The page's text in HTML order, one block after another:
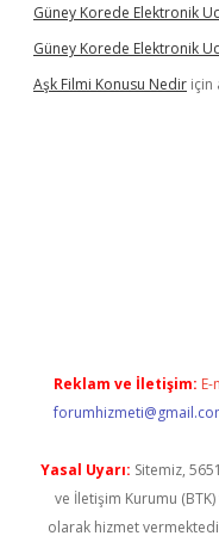
Güney Korede Elektronik
Güney Korede Elektronik
Aşk Filmi Konusu Nedir için
Reklam ve İletişim: E-
Yasal Uyarı: Sitemiz,
ve İletişim Kurumu (BTK)
olarak hizmet